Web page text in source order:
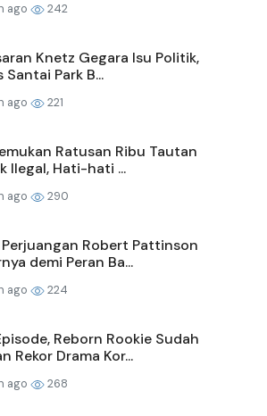
ago 242
Knetz Gegara Isu Politik,
Santai Park B...
ago 221
Ratusan Ribu Tautan
Ilegal, Hati-hati ...
ago 290
Perjuangan Robert Pattinson
demi Peran Ba...
ago 224
Reborn Rookie Sudah
Rekor Drama Kor...
ago 268